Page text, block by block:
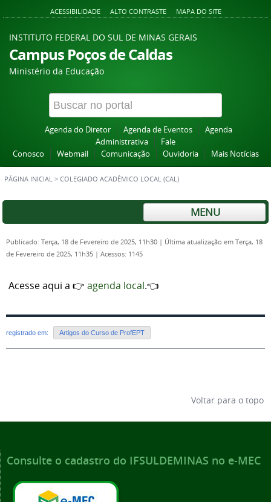
ACESSIBILIDADE ALTO CONTRASTE MAPA DO SITE
INSTITUTO FEDERAL DO SUL DE MINAS GERAIS
Campus Poços de Caldas
Ministério da Educação
Agenda do Diretor Agenda de Eventos
Agenda
Administrativa
Fale
Conosco
Webmail Comunicação Ouvidoria Mais Notícias
PÁGINA INICIAL > COLEGIADO ACADÊMICO LOCAL (CAL)
MENU
Publicado: Terça, 18 de Fevereiro de 2025, 11h30 | Última atualização em Terça, 18
de Fevereiro de 2025, 11h35 | Acessos: 1145
Acesse aqui a 👉 agenda local.👈
registrado em: Artigos do Curso de ProfEPT
Voltar para o topo
Consulte o cadastro do IFSULDEMINAS no e-MEC